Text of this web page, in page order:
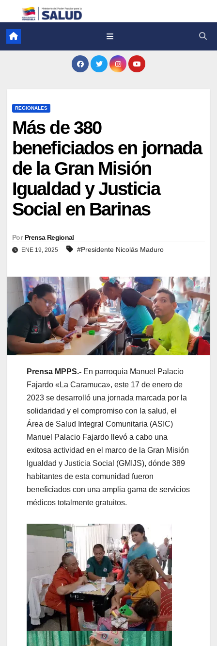
REGIONALES
Más de 380
beneficiados en jornada
de la Gran Misión
Igualdad y Justicia
Social en Barinas
Por Prensa Regional
ENE 19, 2025 #Presidente Nicolás Maduro
Prensa MPPS.- En parroquia Manuel Palacio
Fajardo «La Caramuca», este 17 de enero de
2023 se desarrolló una jornada marcada por la
solidaridad y el compromiso con la salud, el
Área de Salud Integral Comunitaria (ASIC)
Manuel Palacio Fajardo llevó a cabo una
exitosa actividad en el marco de la Gran Misión
Igualdad y Justicia Social (GMIJS), dónde 389
habitantes de esta comunidad fueron
beneficiados con una amplia gama de servicios
médicos totalmente gratuitos.